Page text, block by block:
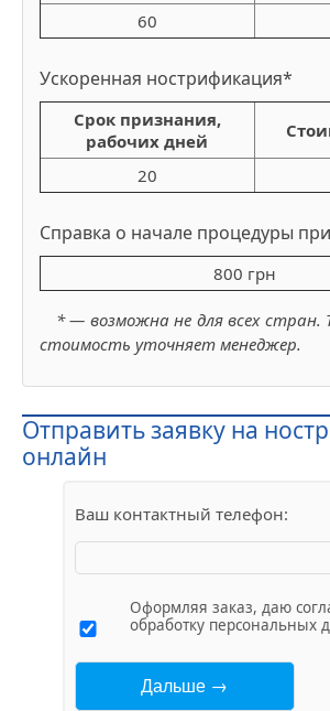
60
Ускоренная нострификация*
Срок признания,
рабочих дней
20
Справка о начале процедуры
800 грн
* — возможна не для всех стран.
стоимость уточняет менеджер.
Отправить заявку на
онлайн
Ваш контактный телефон:
Оформляя заказ, даю
обработку персональных